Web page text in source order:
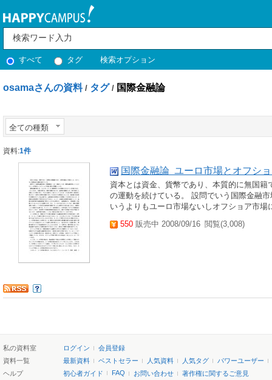
すべて タグ 検索オプション
osamaさんの資料 / タグ / 国際金融論
全ての種類
資料:1件
国際金融論 ユーロ市場とオフシ
資本とは資金、貨幣であり、本質的に無国
の運動を続けている。 設問でいう国際金融
いうよりもユーロ市場ないしオフショア市
550 販売中 2008/09/16 閲覧(3,008)
私の資料室 ログイン
会員登録
資料一覧
最新資料 ベストセラー 人気資料 人気タグ
パワーユーザー
ヘルプ
初心者ガイド FAQ お問い合わせ 著作権に関するご意見